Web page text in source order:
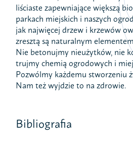
liściaste zapewniające większą
parkach miejskich i naszych
jak najwięcej drzew i krzewów
zresztą są naturalnym
Nie betonujmy nieużytków, nie
trujmy chemią ogrodowych i
Pozwólmy każdemu stworzeniu
Nam też wyjdzie to na zdrowie.
Bibliografia